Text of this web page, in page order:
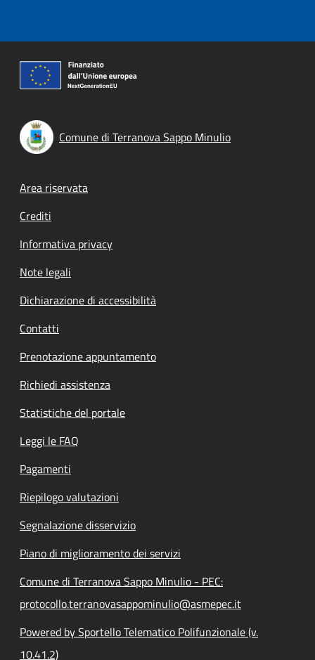
Comune di Terranova Sappo Minulio
Footer menu
Area riservata
Crediti
Informativa privacy
Note legali
Dichiarazione di accessibilità
Contatti
Prenotazione appuntamento
Richiedi assistenza
Statistiche del portale
Leggi le FAQ
Pagamenti
Riepilogo valutazioni
Segnalazione disservizio
Piano di miglioramento dei servizi
Comune di Terranova Sappo Minulio - PEC:
protocollo.terranovasappominulio@asmepec.it
Powered by Sportello Telematico Polifunzionale (v.
10.41.2)